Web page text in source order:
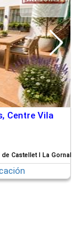
Centre Vila
de Castellet I La Gornal